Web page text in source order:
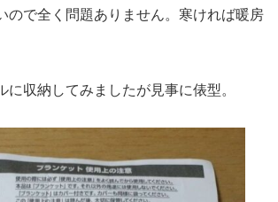
ので全く問題ありません。寒ければ暖房
に収納してみましたが見事に俵型。